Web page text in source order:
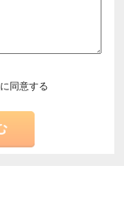
に同意する